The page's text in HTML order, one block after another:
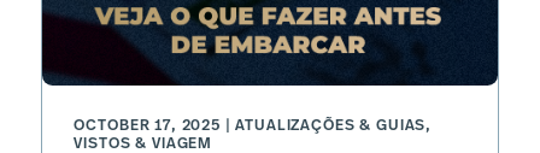
OCTOBER 17, 2025 |ATUALIZAÇÕES & GUIAS,
VISTOS & VIAGEM